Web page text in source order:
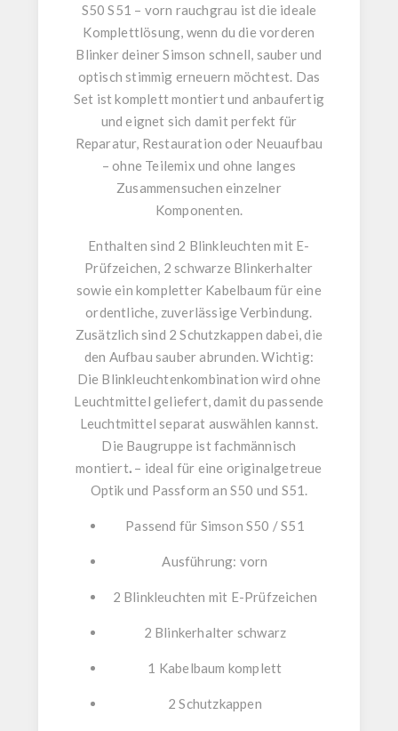
S50 S51 – vorn rauchgrau ist die ideale
Komplettlösung, wenn du die vorderen
Blinker deiner Simson schnell, sauber und
optisch stimmig erneuern möchtest. Das
Set istkomplett montiert und anbaufertig
und eignet sich damit perfekt für
Reparatur, Restauration oder Neuaufbau
– ohne Teilemix und ohne langes
Zusammensuchen einzelner
Komponenten.
Enthalten sind 2 Blinkleuchten mit E-
Prüfzeichen, 2 schwarze Blinkerhalter
sowie einkompletter Kabelbaum für eine
ordentliche, zuverlässige Verbindung.
Zusätzlich sind 2 Schutzkappen dabei, die
den Aufbau sauber abrunden. Wichtig:
Die Blinkleuchtenkombination wird ohne
Leuchtmittel geliefert, damit du passende
Leuchtmittel separat auswählen kannst.
Die Baugruppe ist fachmännisch
montiert. – ideal für eine originalgetreue
Optik und Passform an S50 und S51.
Passend für Simson S50 / S51
Ausführung: vorn
2 Blinkleuchten mit E-Prüfzeichen
2 Blinkerhalter schwarz
1 Kabelbaum komplett
2 Schutzkappen